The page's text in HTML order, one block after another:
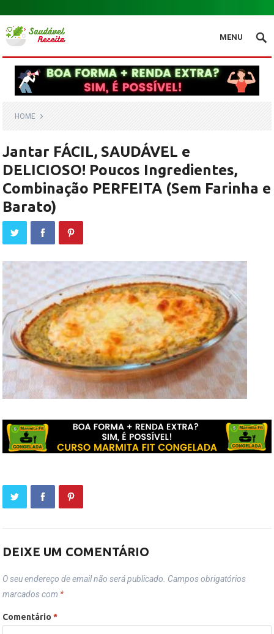
.
MENU
HOME
Jantar FÁCIL, SAUDÁVEL e
DELICIOSO! Poucos Ingredientes,
Combinação PERFEITA (Sem Farinha e
Barato)
DEIXE UM COMENTÁRIO
O seu endereço de email não será publicado. Campos obrigatórios
marcados com *
Comentário*